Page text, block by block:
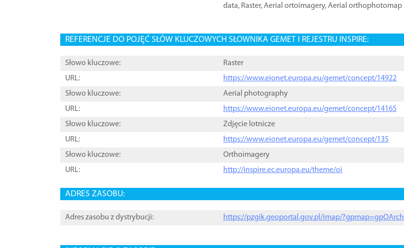
data, Raster,Aerial ortoimagery,Aerial orthophotomap
REFERENCJE DO POJĘĆ SŁÓW KLUCZOWYCH SŁOWNIKA GEMET I REJESTRU INSPIRE:
Słowo kluczowe:
Raster
URL:
https://www.eionet.europa.eu/gemet/concept/14922
Słowo kluczowe:
Aerial photography
URL:
https://www.eionet.europa.eu/gemet/concept/14165
Słowo kluczowe:
Zdjęcie lotnicze
URL:
https://www.eionet.europa.eu/gemet/concept/135
Słowo kluczowe:
Orthoimagery
URL:
http://inspire.ec.europa.eu/theme/oi
ADRES ZASOBU:
Adres zasobu z dystrybucji: https://pzgik.geoportal.gov.pl/imap/?gpmap=gpOArch